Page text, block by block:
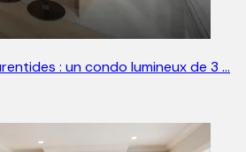
: un condo lumineux de 3 …